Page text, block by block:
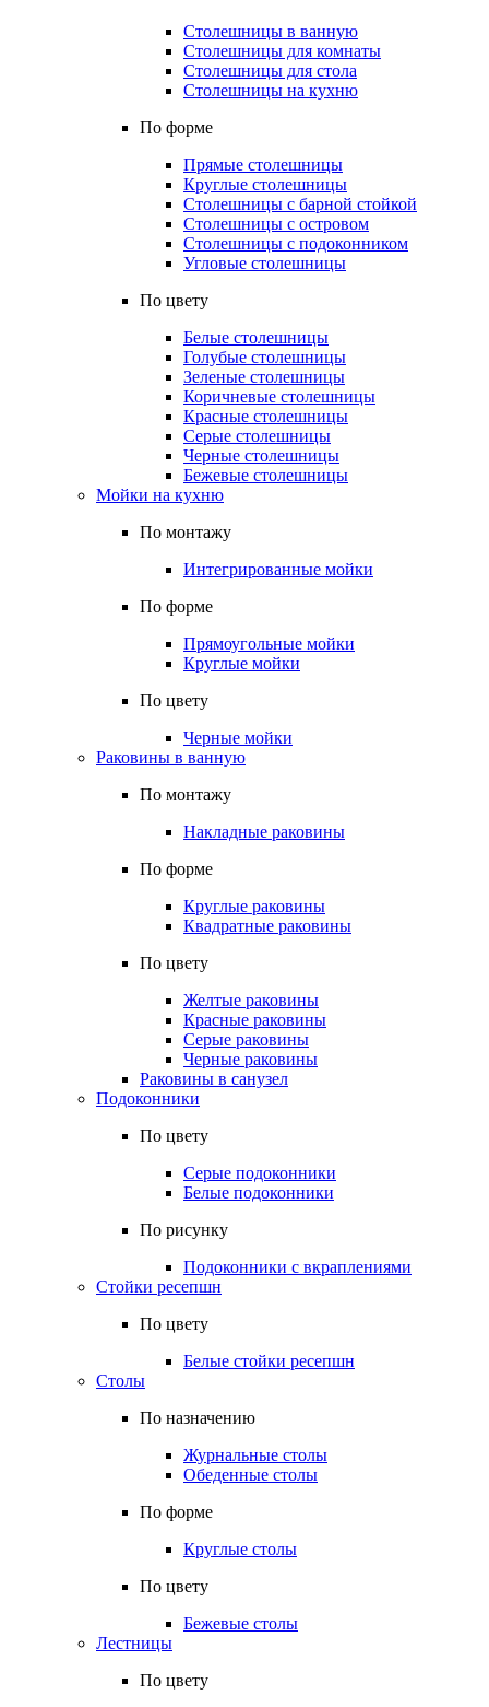
Столешницы в ванную
Столешницы для комнаты
Столешницы для стола
Столешницы на кухню
По форме
Прямые столешницы
Круглые столешницы
Столешницы с барной стойкой
Столешницы с островом
Столешницы с подоконником
Угловые столешницы
По цвету
Белые столешницы
Голубые столешницы
Зеленые столешницы
Коричневые столешницы
Красные столешницы
Серые столешницы
Черные столешницы
Бежевые столешницы
Мойки на кухню
По монтажу
Интегрированные мойки
По форме
Прямоугольные мойки
Круглые мойки
По цвету
Черные мойки
Раковины в ванную
По монтажу
Накладные раковины
По форме
Круглые раковины
Квадратные раковины
По цвету
Желтые раковины
Красные раковины
Серые раковины
Черные раковины
Раковины в санузел
Подоконники
По цвету
Серые подоконники
Белые подоконники
По рисунку
Подоконники с вкраплениями
Стойки ресепшн
По цвету
Белые стойки ресепшн
Столы
По назначению
Журнальные столы
Обеденные столы
По форме
Круглые столы
По цвету
Бежевые столы
Лестницы
По цвету